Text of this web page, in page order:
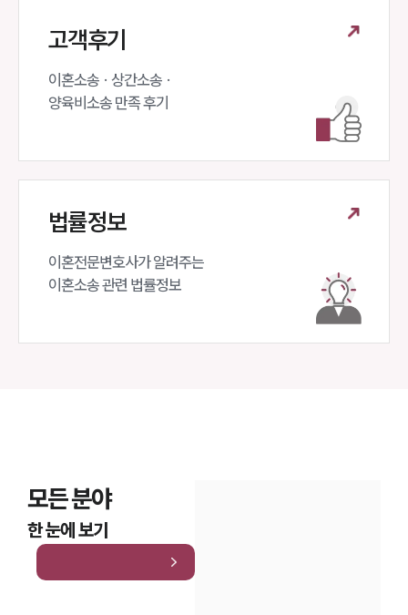
고객후기
이혼소송 · 상간소송 ·
양육비소송 만족 후기
법률정보
이혼전문변호사가 알려주는
이혼소송 관련 법률정보
모든 분야
한 눈에 보기